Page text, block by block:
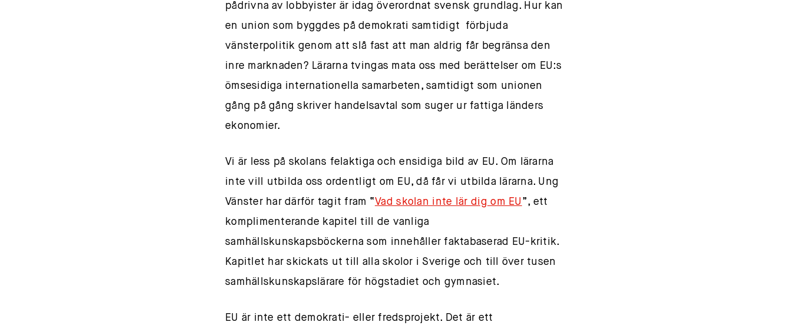
pådrivna av lobbyister är idag överordnat svensk grundlag. Hur kan
en union som byggdes på demokrati samtidigt förbjuda
vänsterpolitik genom att slå fast att man aldrig får begränsa den
inre marknaden? Lärarna tvingas mata oss med berättelser om EU:s
ömsesidiga internationella samarbeten, samtidigt som unionen
gång på gång skriver handelsavtal som suger ur fattiga länders
ekonomier.
Vi är less på skolans felaktiga och ensidiga bild av EU. Om lärarna
inte vill utbilda oss ordentligt om EU, då får vi utbilda lärarna. Ung
Vänster har därför tagit fram “Vad skolan inte lär dig om EU”, ett
komplimenterande kapitel till de vanliga
samhällskunskapsböckerna som innehåller faktabaserad EU-kritik.
Kapitlet har skickats ut till alla skolor i Sverige och till över tusen
samhällskunskapslärare för högstadiet och gymnasiet.
EU är inte ett demokrati- eller fredsprojekt. Det är ett